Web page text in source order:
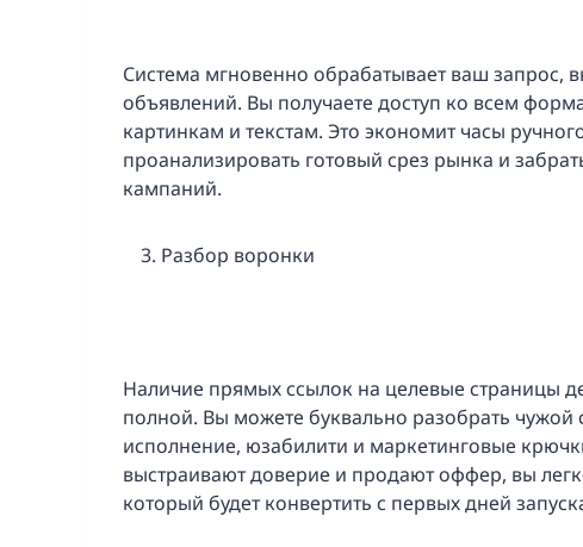
Система мгновенно обрабатывает ваш запрос,
объявлений. Вы получаете доступ ко всем
картинкам и текстам. Это экономит часы
проанализировать готовый срез рынка и
кампаний.
Разбор воронки
Наличие прямых ссылок на целевые страницы
полной. Вы можете буквально разобрать чужой
исполнение, юзабилити и маркетинговые
выстраивают доверие и продают оффер, вы
который будет конвертить с первых дней